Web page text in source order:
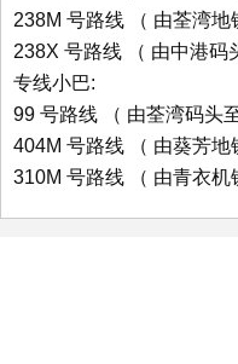
238M 号路线 （ 由荃湾地
238X 号路线 （ 由中港码
专线小巴:
99 号路线 （ 由荃湾码头
404M 号路线 （ 由葵芳地
310M 号路线 （ 由青衣机